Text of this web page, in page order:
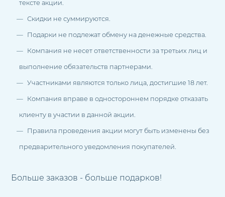
тексте акции.
Скидки не суммируются.
Подарки не подлежат обмену на денежные средства.
Компания не несет ответственности за третьих лиц и
выполнение обязательств партнерами.
Участниками являются только лица, достигшие 18 лет.
Компания вправе в одностороннем порядке отказать
клиенту в участии в данной акции.
Правила проведения акции могут быть изменены без
предварительного уведомления покупателей.
Больше заказов - больше подарков!